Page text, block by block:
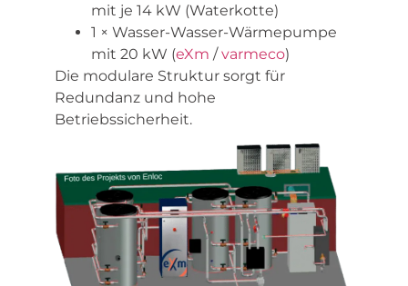
mit je 14 kW (Waterkotte)
1 × Wasser-Wasser-Wärmepumpe
mit 20 kW (eXm /varmeco)
Die modulare Struktur sorgt für
Redundanz und hohe
Betriebssicherheit.